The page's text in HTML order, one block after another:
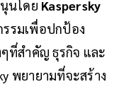
นโดย Kaspersky
รมเพื่อปกป้อง
ที่สำคัญ ธุรกิจ และ
พยายามที่จะสร้าง